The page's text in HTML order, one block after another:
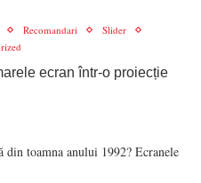
Recomandari
Slider
ecran într-o proiecție
toamna anului 1992? Ecranele